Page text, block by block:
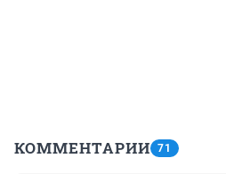
КОММЕНТАРИИ 71